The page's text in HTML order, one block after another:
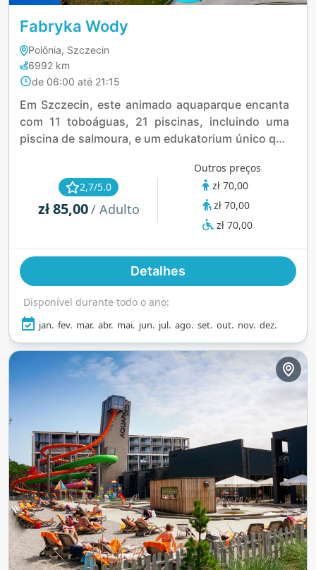
Fabryka Wody
Polônia, Szczecin
6992 km
de 06:00 até 21:15
Em Szczecin, este animado aquaparque encanta
com 11 toboáguas, 21 piscinas, incluindo uma
piscina de salmoura, e um edukatorium único que
temáticas, como a Sauna Vulcânica, e uma praia
ao ar livre com jatos de massagem proporcionam
momentos inesquecíveis.
2,7/5.0
zł 85,00/ Adulto
Outros preços
zł 70,00
zł 70,00
zł 70,00
Detalhes
Disponível durante todo o ano:
jan. fev. mar. abr. mai. jun. jul. ago. set. out. nov. dez.